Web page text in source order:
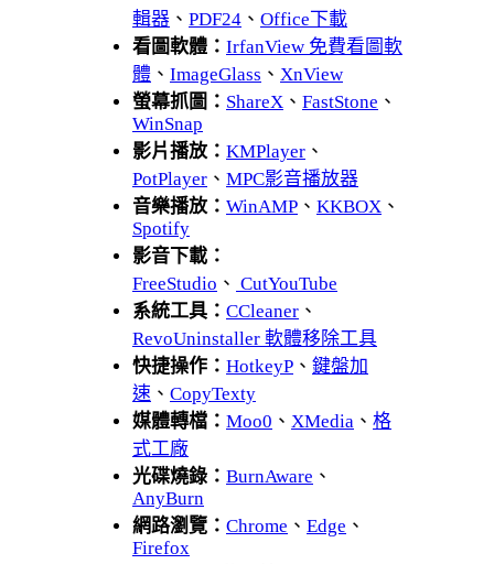
輯器 、 PDF24 、 Office下載
看圖軟體： IrfanView 免費看圖軟
體 、 ImageGlass 、 XnView
螢幕抓圖： ShareX 、 FastStone 、
WinSnap
影片播放： KMPlayer 、
PotPlayer 、 MPC影音播放器
音樂播放： WinAMP 、 KKBOX 、
Spotify
影音下載：
FreeStudio 、 CutYouTube
系統工具： CCleaner 、
RevoUninstaller 軟體移除工具
快捷操作： HotkeyP 、 鍵盤加
速 、 CopyTexty
媒體轉檔： Moo0 、 XMedia 、 格
式工廠
光碟燒錄： BurnAware 、
AnyBurn
網路瀏覽： Chrome 、 Edge 、
Firefox